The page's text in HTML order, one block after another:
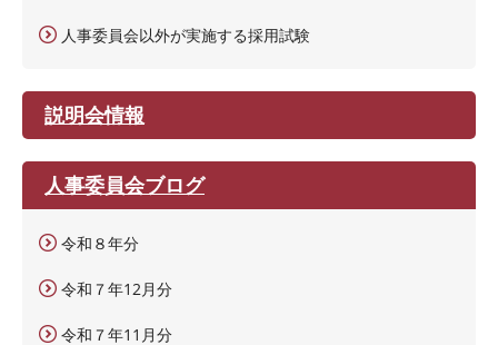
人事委員会以外が実施する採用試験
説明会情報
人事委員会ブログ
令和８年分
令和７年12月分
令和７年11月分